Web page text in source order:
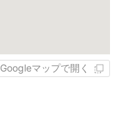
Googleマップで開く